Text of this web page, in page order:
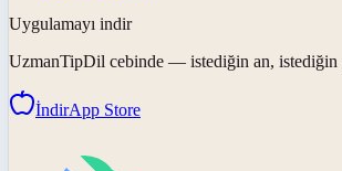
Uygulamayı indir
UzmanTipDil cebinde — istediğin an, istediğin
İndirApp Store